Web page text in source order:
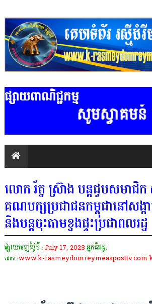
ផ្សាយពាណិជ្ជកម្ម
សូមស្វាគម
លោក រ័ត្ន ស្រ៊ាង បន្ដជួបសមាជិ
គណបក្សប្រជាជនកម្ពុជានៅសង្ក
និងបន្ដចុះតាមខ្នងផ្ទះប្រជាពលរដ្ឋ
ផ្សាយចេញថ្ងៃទី :July 17, 2023 អ្នកនិពន្ធ.
ដោយ :www.k-